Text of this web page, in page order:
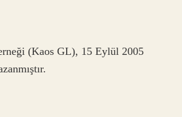
(Kaos GL), 15 Eylül 2005